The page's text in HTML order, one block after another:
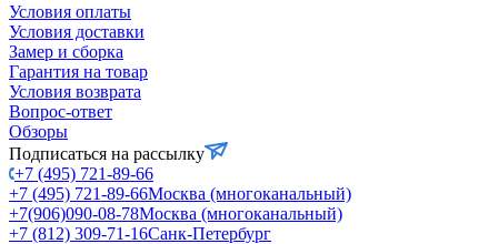
Условия оплаты
Условия доставки
Замер и сборка
Гарантия на товар
Условия возврата
Вопрос-ответ
Обзоры
Подписаться на рассылку
+7 (495) 721-89-66
+7 (495) 721-89-66Москва (многоканальный)
+7(906)090-08-78Москва (многоканальный)
+7 (812) 309-71-16Санк-Петербург